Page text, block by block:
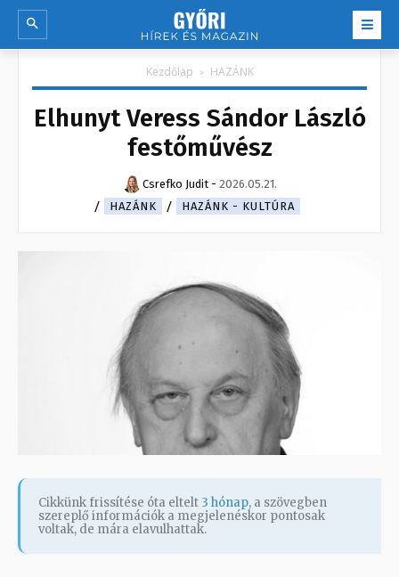
Kezdőlap HAZÁNK
Elhunyt Veress Sándor László
festőművész
Csrefko Judit - 2026.05.21.
HAZÁNK
HAZÁNK - KULTÚRA
Cikkünk frissítése óta eltelt 3 hónap, a szövegben
szereplő információk a megjelenéskor pontosak
voltak, de mára elavulhattak.